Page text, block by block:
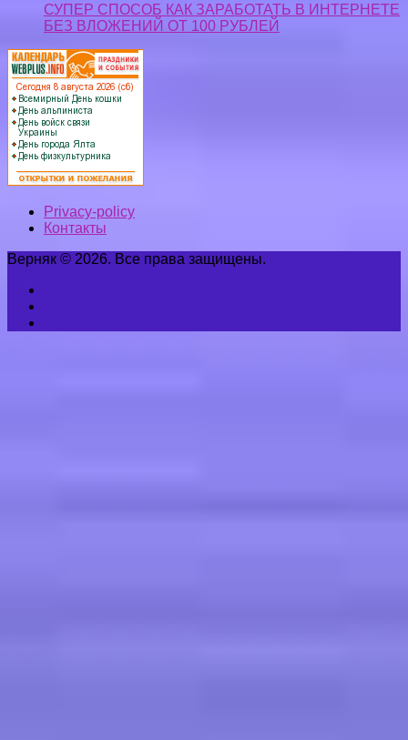
СУПЕР СПОСОБ КАК ЗАРАБОТАТЬ В ИНТЕРНЕТЕ
БЕЗ ВЛОЖЕНИЙ ОТ 100 РУБЛЕЙ
Privacy-policy
Контакты
Верняк © 2026. Все права защищены.